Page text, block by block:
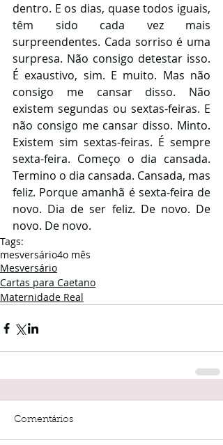
dentro. E os dias, quase todos iguais,
têm sido cada vez mais
surpreendentes. Cada sorriso é uma
surpresa. Não consigo detestar isso.
É exaustivo, sim. E muito. Mas não
consigo me cansar disso. Não
existem segundas ou sextas-feiras. E
não consigo me cansar disso. Minto.
Existem sim sextas-feiras. É sempre
sexta-feira. Começo o dia cansada.
Termino o dia cansada. Cansada, mas
feliz. Porque amanhã é sexta-feira de
novo. Dia de ser feliz. De novo. De
novo. De novo.
Tags:
mesversário4o mês
Mesversário
Cartas para Caetano
Maternidade Real
Comentários